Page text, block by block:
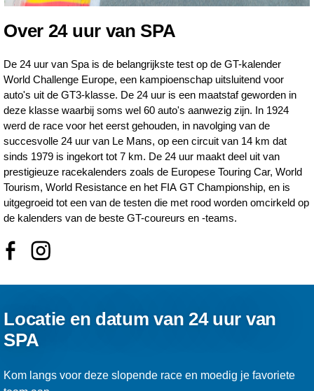
Over 24 uur van SPA
De 24 uur van Spa is de belangrijkste test op de GT-kalender
World Challenge Europe, een kampioenschap uitsluitend voor
auto's uit de GT3-klasse. De 24 uur is een maatstaf geworden in
deze klasse waarbij soms wel 60 auto's aanwezig zijn. In 1924
werd de race voor het eerst gehouden, in navolging van de
succesvolle 24 uur van Le Mans, op een circuit van 14 km dat
sinds 1979 is ingekort tot 7 km. De 24 uur maakt deel uit van
prestigieuze racekalenders zoals de Europese Touring Car, World
Tourism, World Resistance en het FIA GT Championship, en is
uitgegroeid tot een van de testen die met rood worden omcirkeld op
de kalenders van de beste GT-coureurs en -teams.
Locatie en datum van 24 uur van
SPA
Kom langs voor deze slopende race en moedig je favoriete